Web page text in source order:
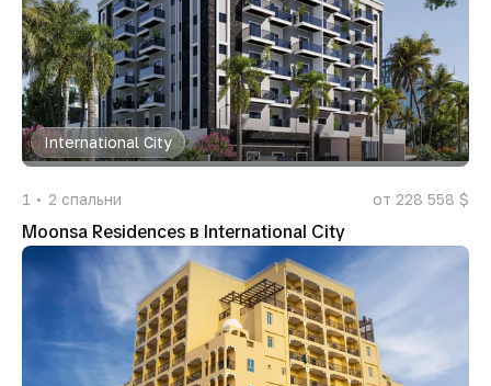
International City
1 2 спальни от 228 558 $
Moonsa Residences в International City